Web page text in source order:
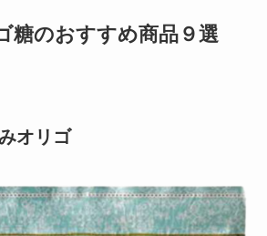
糖のおすすめ商品９選
オリゴ